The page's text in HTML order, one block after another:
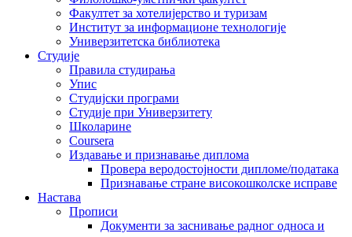
Факултет за хотелијерство и туризам
Институт за информационе технологије
Универзитетска библиотека
Студије
Правила студирања
Упис
Студијски програми
Студије при Универзитету
Школарине
Coursera
Издавање и признавање диплома
Провера веродостојности дипломе/података
Признавање стране високошколске исправе
Настава
Прописи
Документи за заснивање радног односа и